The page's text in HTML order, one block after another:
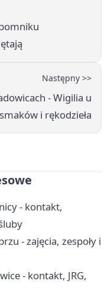
Następny >>
- Wigilia u
i rękodzieła
- kontakt,
- zajęcia, zespoły i
- kontakt, JRG,